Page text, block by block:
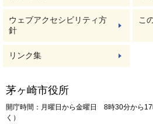
ウェブアクセシビリティ方
針
こ
リンク集
茅ヶ崎市役所
開庁時間：月曜日から金曜日 8時30分から
く）